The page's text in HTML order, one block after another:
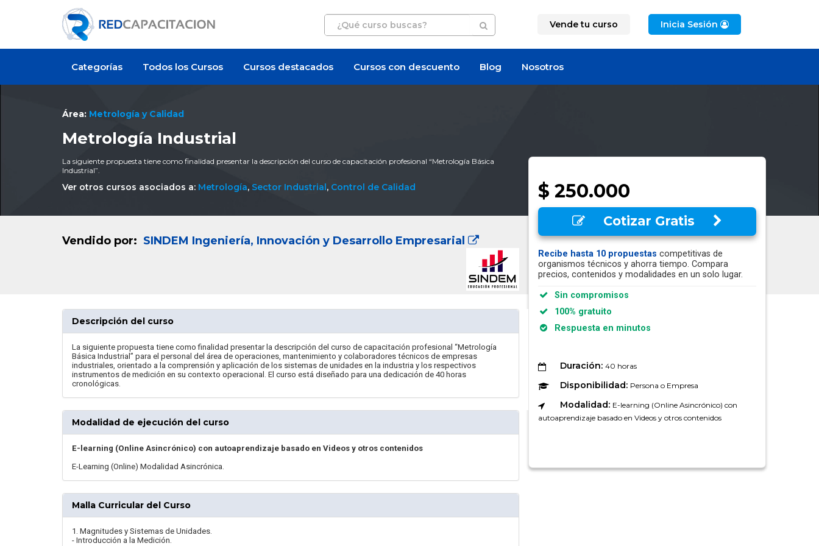
Vende tu curso Inicia Sesión
Categorías Todos los Cursos Cursos destacados Cursos con descuento Blog Nosotros
Área: Metrología y Calidad
Metrología Industrial
La siguiente propuesta tiene como finalidad presentar la descripción del curso de capacitación profesional “Metrología Básica
Industrial”.
Ver otros cursos asociados a: Metrología, Sector Industrial, Control de Calidad
Vendido por: SINDEM Ingeniería, Innovación y Desarrollo Empresarial
$ 250.000
Cotizar Gratis
Recibe hasta 10 propuestas competitivas de
organismos técnicos y ahorra tiempo. Compara
precios, contenidos y modalidades en un solo lugar.
Sin compromisos
100% gratuito
Respuesta en minutos
Duración: 40 horas
Disponibilidad: Persona o Empresa
Modalidad: E-learning (Online Asincrónico) con
autoaprendizaje basado en Videos y otros contenidos
Descripción del curso
La siguiente propuesta tiene como finalidad presentar la descripción del curso de capacitación profesional “Metrología
Básica Industrial” para el personal del área de operaciones, mantenimiento y colaboradores técnicos de empresas
industriales, orientado a la comprensión y aplicación de los sistemas de unidades en la industria y los respectivos
instrumentos de medición en su contexto operacional. El curso está diseñado para una dedicación de 40 horas
cronológicas.
Modalidad de ejecución del curso
E-learning (Online Asincrónico) con autoaprendizaje basado en Videos y otros contenidos
E-Learning (Online) Modalidad Asincrónica.
Malla Curricular del Curso
1. Magnitudes y Sistemas de Unidades.
- Introducción a la Medición.